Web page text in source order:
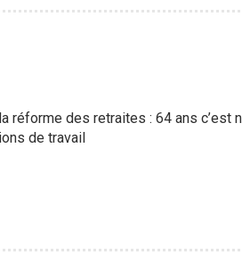
des retraites : 64 ans c’est
de travail